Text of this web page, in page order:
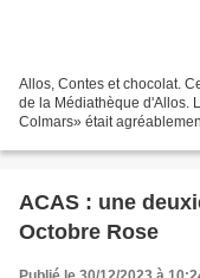
Allos, Contes et chocolat.
de la Médiathèque d'Allos.
Colmars» était
ACAS : une
Octobre Rose